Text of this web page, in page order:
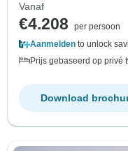
Vanaf
€4.208
per persoon
Aanmelden to unlock
Prijs gebaseerd op privé
Download